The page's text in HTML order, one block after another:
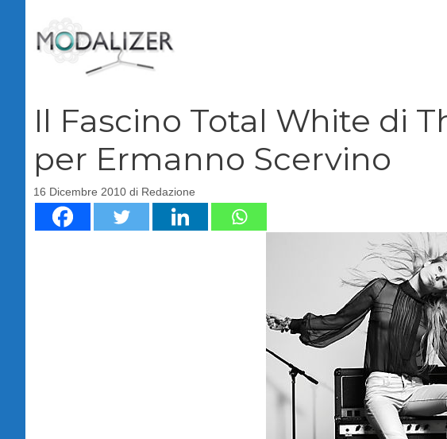
contenuto
Il Fascino Total White di
per Ermanno Scervino
16 Dicembre 2010 di Redazione